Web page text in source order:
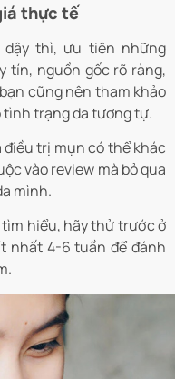
thực tế
thì, ưu tiên những
tín, nguồn gốc rõ ràng,
cũng nên tham khảo
trạng da tương tự.
trị mụn có thể khác
vào review mà bỏ qua
mình.
hiểu, hãy thử trước ở
nhất 4-6 tuần để đánh